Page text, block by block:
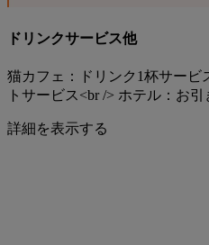
ドリンクサービス他
猫カフェ：ドリンク1杯サービ
トサービス<br /> ホテル：お
詳細を表示する